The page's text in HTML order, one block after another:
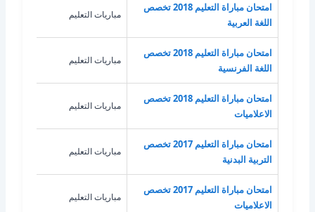
امتحان مباراة التعليم 2018 تخصص
اللغة العربية
مباريات التعليم
امتحان مباراة التعليم 2018 تخصص
اللغة الفرنسية
مباريات التعليم
امتحان مباراة التعليم 2018 تخصص
الاعلاميات
مباريات التعليم
امتحان مباراة التعليم 2017 تخصص
التربية البدنية
مباريات التعليم
امتحان مباراة التعليم 2017 تخصص
الاعلاميات
مباريات التعليم